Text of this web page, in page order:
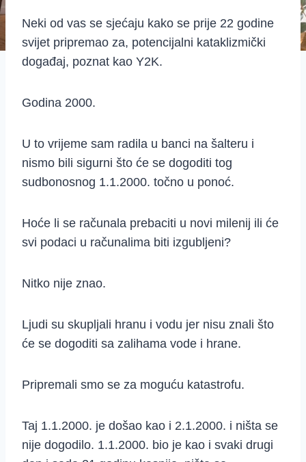
Neki od vas se sjećaju kako se prije 22 godine
svijet pripremao za, potencijalni kataklizmički
događaj, poznat kao Y2K.
Godina 2000.
U to vrijeme sam radila u banci na šalteru i
nismo bili sigurni što će se dogoditi tog
sudbonosnog 1.1.2000. točno u ponoć.
Hoće li se računala prebaciti u novi milenij ili će
svi podaci u računalima biti izgubljeni?
Nitko nije znao.
Ljudi su skupljali hranu i vodu jer nisu znali što
će se dogoditi sa zalihama vode i hrane.
Pripremali smo se za moguću katastrofu.
Taj 1.1.2000. je došao kao i 2.1.2000. i ništa se
nije dogodilo. 1.1.2000. bio je kao i svaki drugi